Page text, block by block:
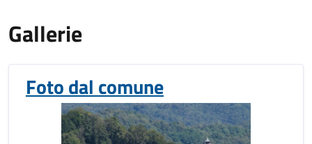
Gallerie
Foto dal comune